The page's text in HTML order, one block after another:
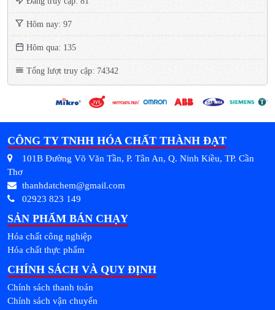
Hôm nay: 97
Hôm qua: 135
Tổng lượt truy cập: 74342
CÔNG TY TNHH HÓA CHẤT THÀNH ĐẠT
101B Đường Võ Văn Tần, P. Tân An, Q. Ninh Kiều, TP. Cần
Thơ
thanhdatchem@gmail.com
02923 823 149
SẢN PHẨM BÁN CHẠY
Hóa chất công nghiệp
Hóa chất thực phẩm
CHÍNH SÁCH VÀ QUY ĐỊNH
Chính sách thanh toán
Chính sách vận chuyển